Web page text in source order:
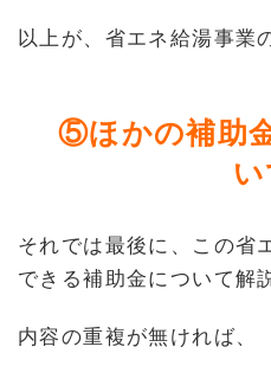
以上が、省エネ給湯事業
⑤ほかの補助
い
それでは最後に、この省
できる補助金について解
内容の重複が無ければ、